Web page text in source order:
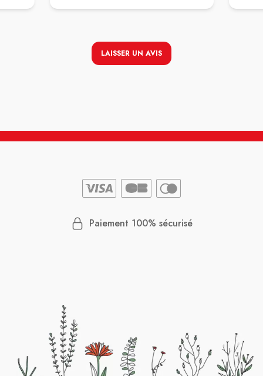
un
personnel a été disponibles pour fournir à
domicile 🏡🏡un médicament 💊💊
indispensable pour maman je leur en
LAISSER UN AVIS
Paiement 100% sécurisé